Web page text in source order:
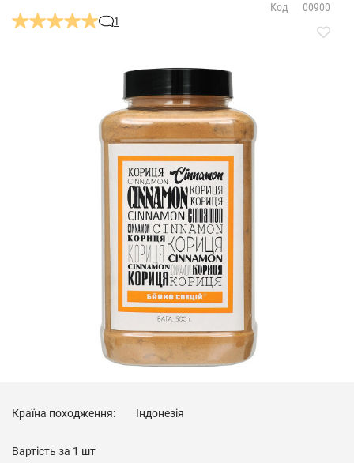
1
Код 00900
Країна походження: Індонезія
Вартість за 1 шт